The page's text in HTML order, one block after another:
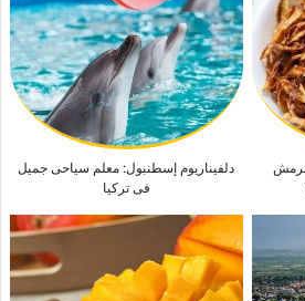
دلفیناریوم إسطنبول: معلم سیاحی جمیل
فی ترکیا